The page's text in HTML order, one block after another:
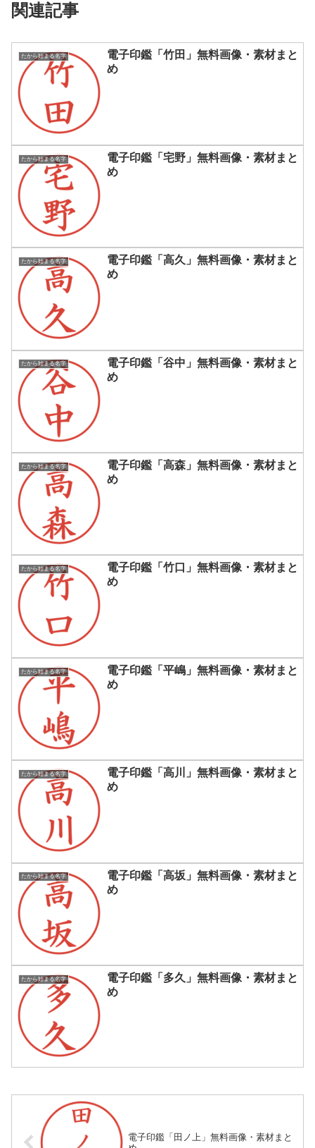
関連記事
たから始まる名字
電子印鑑「竹田」無料画像・素材まと
め
たから始まる名字
電子印鑑「宅野」無料画像・素材まと
め
たから始まる名字
電子印鑑「高久」無料画像・素材まと
め
たから始まる名字
電子印鑑「谷中」無料画像・素材まと
め
たから始まる名字
電子印鑑「高森」無料画像・素材まと
め
たから始まる名字
電子印鑑「竹口」無料画像・素材まと
め
たから始まる名字
電子印鑑「平嶋」無料画像・素材まと
め
たから始まる名字
電子印鑑「高川」無料画像・素材まと
め
たから始まる名字
電子印鑑「高坂」無料画像・素材まと
め
たから始まる名字
電子印鑑「多久」無料画像・素材まと
め
電子印鑑「田ノ上」無料画像・素材まと